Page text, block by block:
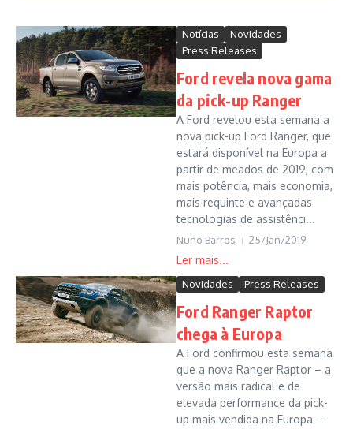
Notícias
Novidades
Press Releases
Ford revela nova gama
da pick-up Ranger
A Ford revelou esta semana a
nova pick-up Ford Ranger, que
estará disponível na Europa a
partir de meados de 2019, com
mais potência, mais economia,
mais requinte e avançadas
tecnologias de assistênci...
Nuno Barros 25/Jan/2019
Novidades Press Releases
Ford Ranger Raptor
chega à Europa
A Ford confirmou esta semana
que a nova Ranger Raptor – a
versão mais radical e de
elevada performance da pick-
up mais vendida na Europa –